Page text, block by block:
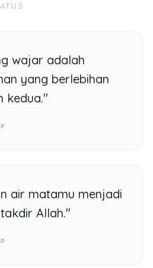
wajar adalah
yang berlebihan
kedua."
air matamu menjadi
Allah."